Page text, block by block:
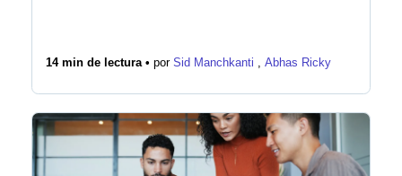
14 min de lectura • por Sid Manchkanti , Abhas Ricky